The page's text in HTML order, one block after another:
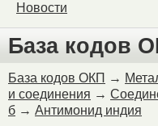
Новости
База кодов
База кодов ОКП →
и соединения →
б → Антимонид индия